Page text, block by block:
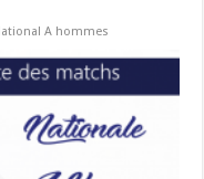
A hommes